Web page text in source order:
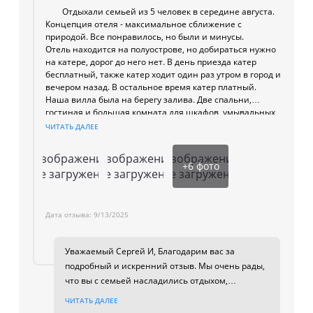
Отдыхали семьей из 5 человек в середине августа.
Концепция отеля - максимальное сближение с
природой. Все понравилось, но были и минусы.
Отель находится на полуострове, но добираться нужно
на катере, дорог до него нет. В день приезда катер
бесплатный, также катер ходит один раз утром в город и
вечером назад. В остальное время катер платный.
Наша вилла была на берегу залива. Две спальни,
гостиная и большая комната для шкафов, умывальных
раковин. Кондиционеры только в спальнях. В остальных
дает свободный доступ воздуху, ящерицам, насекомым.
Уборка ежедневная, обновляют воду, чай, кофе,
сладости. Минибар платный. Регулярно чистят бассейн.
большой выбор морских блюд, много блюд с говядиной
сапы/каяки, поход в джунгли, спа/массаж.
Фишка отеля - индивидуальный помощник - батлер.
Нам очень понравился наш батлер Ан, он всегда был на
связи и помогал по всем вопросам. Большое спасибо.
Пляж чистый и людей на нем очень мало, иногда
ЧИТАТЬ ДАЛЕЕ
Изображение
не загружено
Изображение
не загружено
Изображение
не загружено
+6фото
Дата отзыва: 9/13/2025
Уважаемый Сергей И, Благодарим вас за
подробный и искренний отзыв. Мы очень рады,
что вы с семьей насладились отдыхом,
ЧИТАТЬ ДАЛЕЕ